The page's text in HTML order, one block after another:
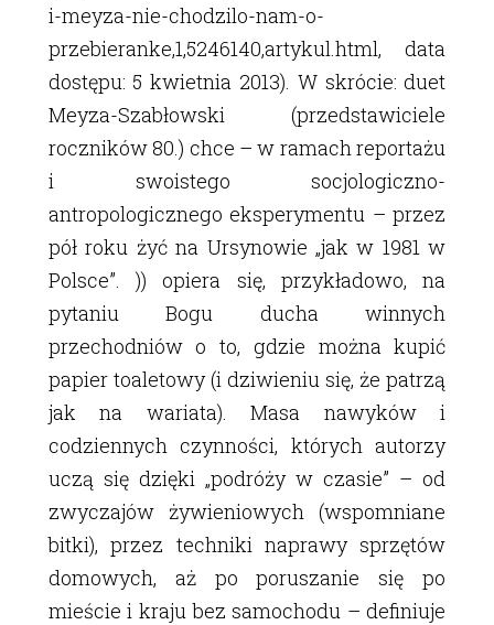
i-meyza-nie-chodzilo-nam-o-
przebieranke,1,5246140,artykul.html, data
dostępu: 5 kwietnia 2013). W skrócie: duet
Meyza-Szabłowski (przedstawiciele
roczników 80.) chce – w ramach reportażu
i swoistego socjologiczno-
antropologicznego eksperymentu – przez
pół roku żyć na Ursynowie „jak w 1981 w
Polsce”. )) opiera się, przykładowo, na
pytaniu Bogu ducha winnych
przechodniów o to, gdzie można kupić
papier toaletowy (i dziwieniu się, że patrzą
jak na wariata). Masa nawyków i
codziennych czynności, których autorzy
uczą się dzięki „podróży w czasie” – od
zwyczajów żywieniowych (wspomniane
bitki), przez techniki naprawy sprzętów
domowych, aż po poruszanie się po
mieście i kraju bez samochodu – definiuje